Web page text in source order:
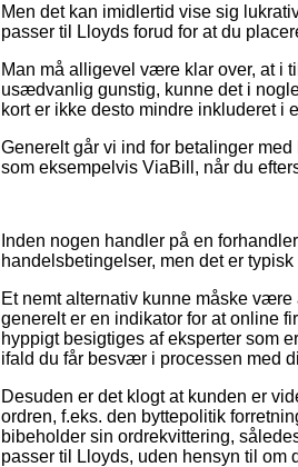
Men det kan imidlertid vise sig
passer til Lloyds forud for at du
Man må alligevel være klar over, at i
usædvanlig gunstig, kunne det i
kort er ikke desto mindre inkluderet
Generelt går vi ind for betalinger
som eksempelvis ViaBill, når du
Inden nogen handler på en
handelsbetingelser, men det er
Et nemt alternativ kunne måske
generelt er en indikator for at online
hyppigt besigtiges af eksperter som
ifald du får besvær i processen med
Desuden er det klogt at kunden er
ordren, f.eks. den byttepolitik
bibeholder sin ordrekvittering,
passer til Lloyds, uden hensyn til om